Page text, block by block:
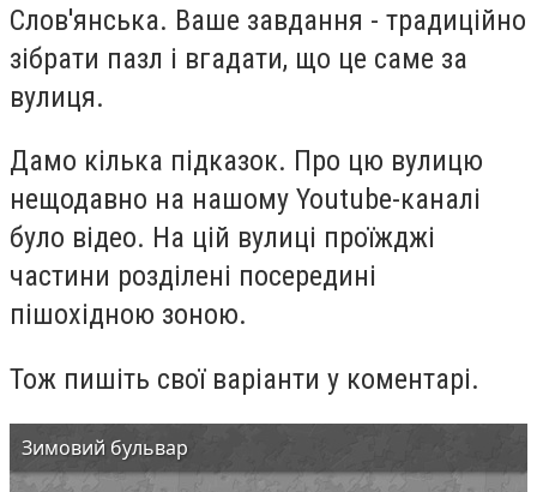
Слов'янська. Ваше завдання - традиційно
зібрати пазл і вгадати, що це саме за
вулиця.
Дамо кілька підказок. Про цю вулицю
нещодавно на нашому Youtube-каналі
було відео. На цій вулиці проїжджі
частини розділені посередині
пішохідною зоною.
Тож пишіть свої варіанти у коментарі.